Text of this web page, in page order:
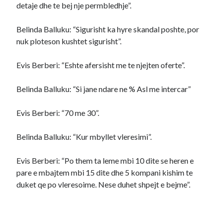
detaje dhe te bej nje permbledhje”.
Belinda Balluku: “Sigurisht ka hyre skandal poshte, por
nuk ploteson kushtet sigurisht”.
Evis Berberi: “Eshte afersisht me te njejten oferte”.
Belinda Balluku: “Si jane ndare ne % Asl me intercar”
Evis Berberi: “70 me 30”.
Belinda Balluku: “Kur mbyllet vleresimi”.
Evis Berberi: “Po them ta leme mbi 10 dite se heren e
pare e mbajtem mbi 15 dite dhe 5 kompani kishim te
duket qe po vleresoime. Nese duhet shpejt e bejme”.